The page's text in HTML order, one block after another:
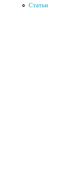
Статьи